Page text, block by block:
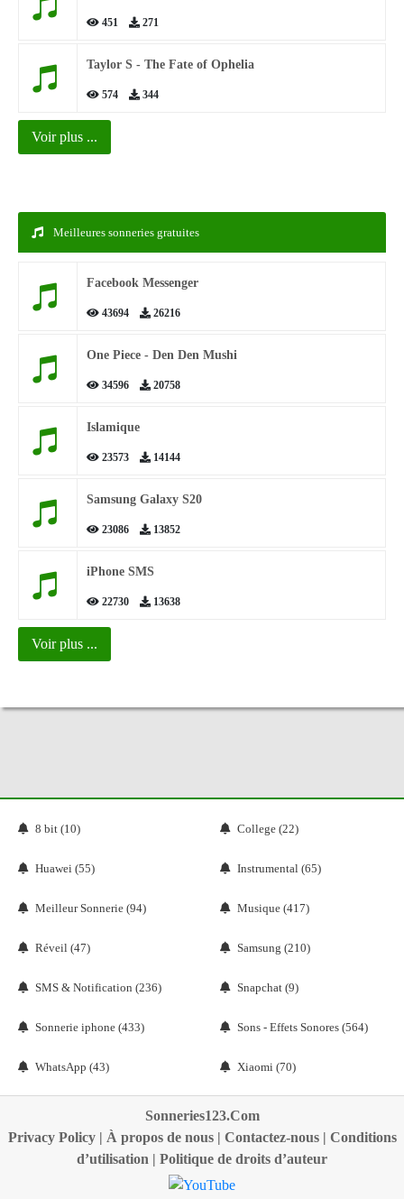
451 271
Taylor S - The Fate of Ophelia
574 344
Voir plus ...
Meilleures sonneries gratuites
Facebook Messenger
43694 26216
One Piece - Den Den Mushi
34596 20758
Islamique
23573 14144
Samsung Galaxy S20
23086 13852
iPhone SMS
22730 13638
Voir plus ...
8 bit (10) College (22)
Huawei (55) Instrumental (65)
Meilleur Sonnerie (94) Musique (417)
Réveil (47) Samsung (210)
SMS & Notification (236) Snapchat (9)
Sonnerie iphone (433) Sons - Effets Sonores (564)
WhatsApp (43) Xiaomi (70)
Sonneries123.Com
Privacy Policy| À propos de nous| Contactez-nous| Conditions
d’utilisation | Politique de droits d’auteur